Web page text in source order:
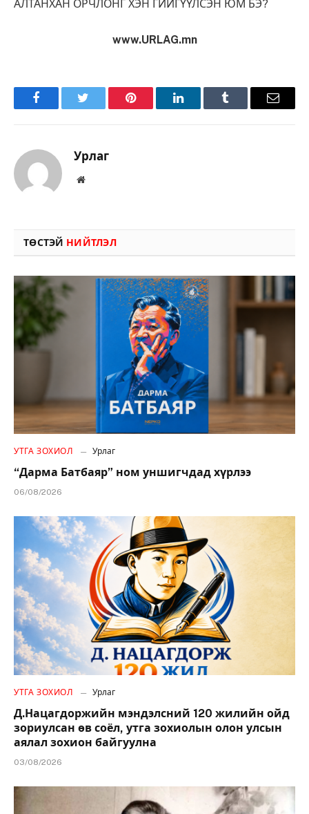
АЛТАНХАН ОРЧЛОНГ ХЭН ГИЙГҮҮЛСЭН ЮМ БЭ?
www.URLAG.mn
FacebookTwitter Pinterest LinkedInTumblr Имэйл
Урлаг
Вэбсайт
ТӨСТЭЙ НИЙТЛЭЛ
УТГА ЗОХИОЛ Урлаг
“Дарма Батбаяр” ном уншигчдад хүрлээ
06/08/2026
УТГА ЗОХИОЛ Урлаг
Д.Нацагдоржийн мэндэлсний 120 жилийн ойд
зориулсан өв соёл, утга зохиолын олон улсын
аялал зохион байгуулна
03/08/2026